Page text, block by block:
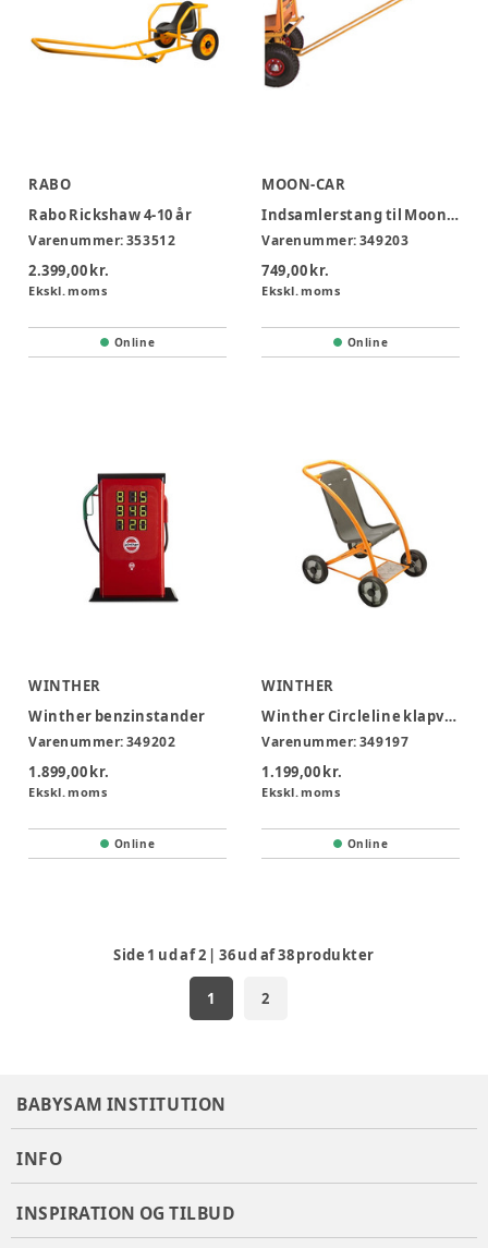
RABO
Rabo Rickshaw 4-10 år
Varenummer:353512
2.399,00 kr.
Ekskl. moms
Online
MOON-CAR
Indsamlerstang til Moon-cars
Varenummer:349203
749,00 kr.
Ekskl. moms
Online
WINTHER
Winther benzinstander
Varenummer:349202
1.899,00 kr.
Ekskl. moms
Online
WINTHER
Winther Circleline klapvogn
Varenummer:349197
1.199,00 kr.
Ekskl. moms
Online
Side 1 ud af2 |36ud af38produkter
1 2
BABYSAM INSTITUTION
INFO
INSPIRATION OG TILBUD